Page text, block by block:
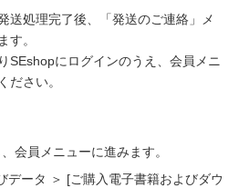
送処理完了後、「発送のご連絡」メ
す。
SEshopにログインのうえ、会員メニ
ださい。
会員メニューに進みます。
データ ＞ [ご購入電子書籍およびダウ